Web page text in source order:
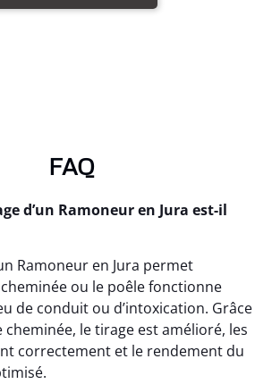
FAQ
d’un Ramoneur en Jura est-il
Ramoneur en Jura permet
ou le poêle fonctionne
de conduit ou d’intoxication. Grâce
cheminée, le tirage est amélioré, les
correctement et le rendement du